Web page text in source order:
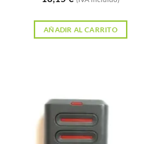
AÑADIR AL CARRITO